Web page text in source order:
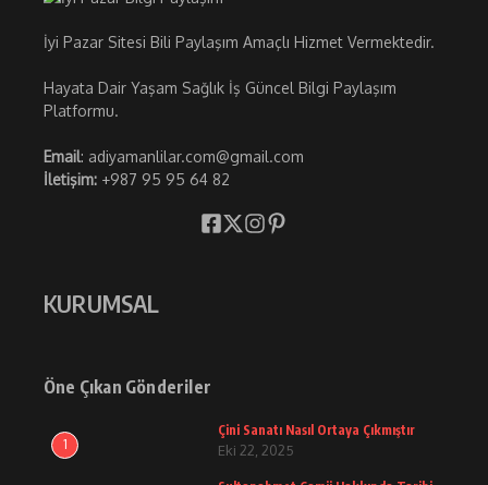
İyi Pazar Sitesi Bili Paylaşım Amaçlı Hizmet Vermektedir.
Hayata Dair Yaşam Sağlık İş Güncel Bilgi Paylaşım
Platformu.
Email: adiyamanlilar.com@gmail.com
İletişim: +987 95 95 64 82
KURUMSAL
Öne Çıkan Gönderiler
1
Çini Sanatı Nasıl Ortaya Çıkmıştır
Eki 22, 2025